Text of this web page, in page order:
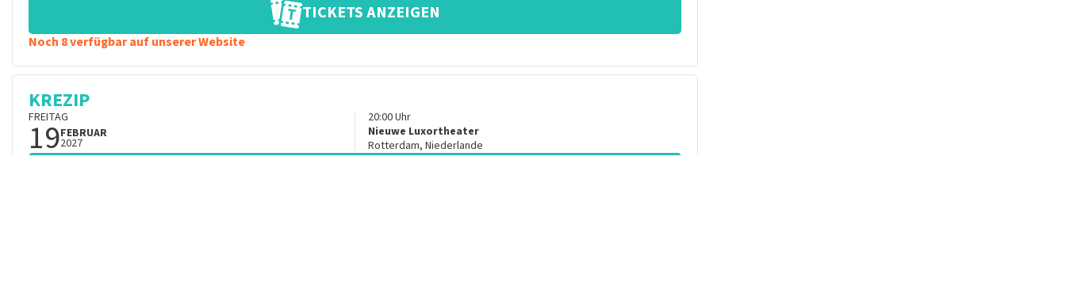
TICKETS ANZEIGEN
Noch 8 verfügbar auf unserer Website
KREZIP
FREITAG
19FEBRUAR
2027
20:00Uhr
Nieuwe Luxortheater
Rotterdam, Niederlande